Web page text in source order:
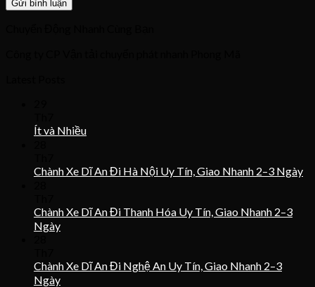
Ít và Nhiều
Chành Xe Dĩ An Đi Hà Nội Uy Tín, Giao Nhanh 2–3 Ngày
Chành Xe Dĩ An Đi Thanh Hóa Uy Tín, Giao Nhanh 2–3
Ngày
Chành Xe Dĩ An Đi Nghệ An Uy Tín, Giao Nhanh 2–3
Ngày